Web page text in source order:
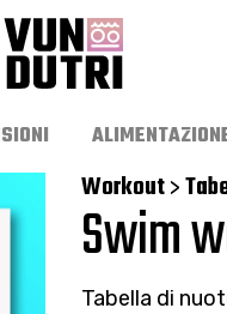
Workout >
Swim
Tabella di